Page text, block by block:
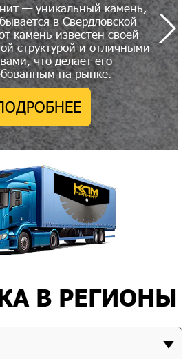
— уникальный камень,
в Свердловской
камень известен своей
структурой и отличными
что делает его
на рынке.
В РЕГИОНЫ